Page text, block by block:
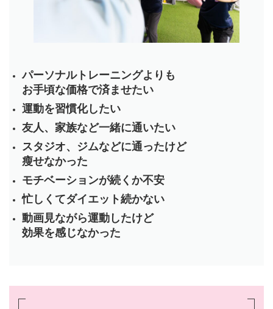
パーソナルトレーニングよりも
お手頃な価格で済ませたい
運動を習慣化したい
友人、家族など一緒に通いたい
スタジオ、ジムなどに通ったけど
瘦せなかった
モチベーションが続くか不安
忙しくてダイエット続かない
動画見ながら運動したけど
効果を感じなかった